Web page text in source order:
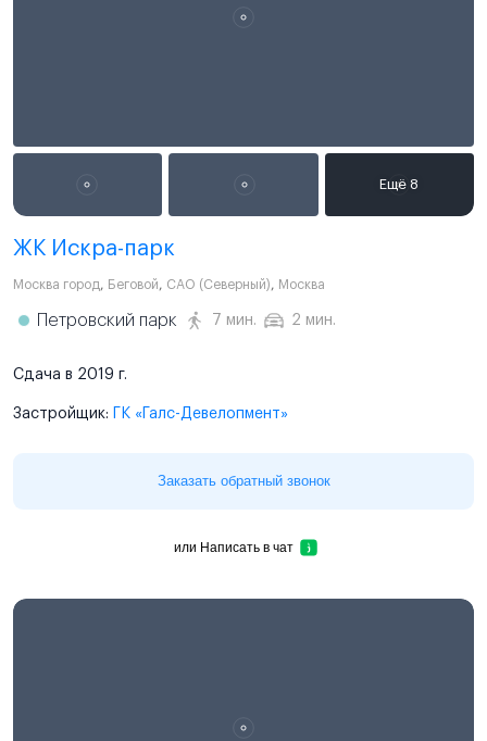
ЖК Искра-парк
Москва город, Беговой, САО (Северный), Москва
Петровский парк 7 мин. 2 мин.
Сдача в 2019 г.
Застройщик: ГК «Галс-Девелопмент»
Заказать обратный звонок
или Написать в чат